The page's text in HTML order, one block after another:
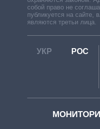
собой право не
публикуется на сайте,
являются третьи лица.
УКР РОС